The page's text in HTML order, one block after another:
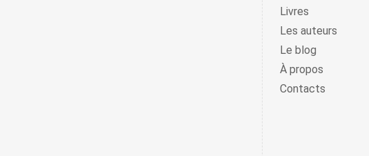
Livres
Les auteurs
Le blog
À propos
Contacts